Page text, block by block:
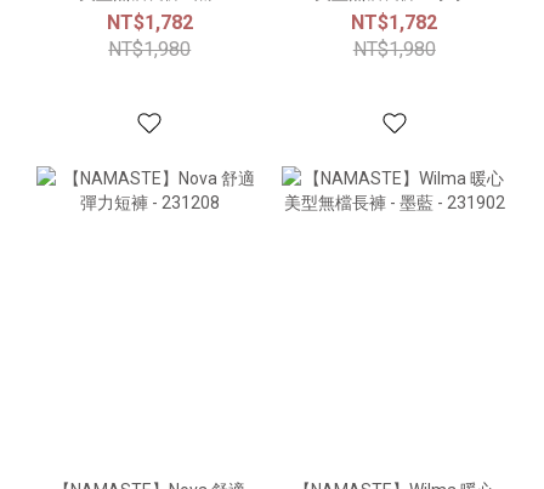
231902
NT$1,782
NT$1,980
231902
NT$1,782
NT$1,980